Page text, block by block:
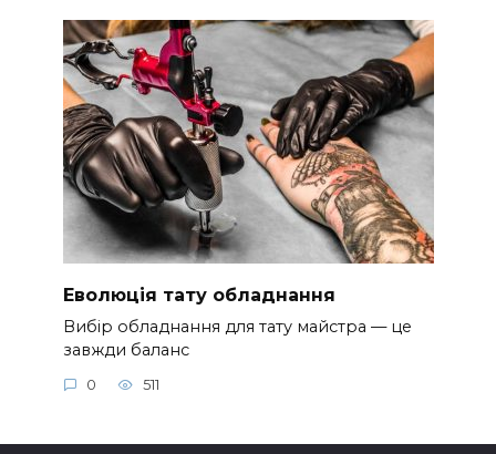
Еволюція тату обладнання
Вибір обладнання для тату майстра — це
завжди баланс
0 511